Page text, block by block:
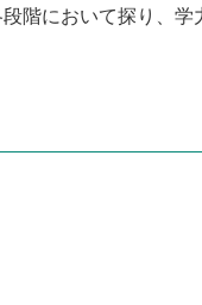
階において探り、